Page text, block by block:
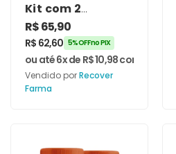
Kit com 2
unidades de
Vitamina C com
Zinco 30
Cápsulas –
Recover Farma
R$65,90
R$ 62,60 5% OFF no PIX
ou até 6x de R$10,98com juros
Vendido porRecover
Farma